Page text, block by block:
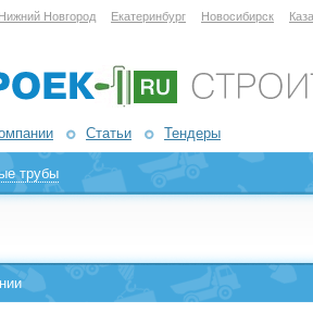
Нижний Новгород Екатеринбург Новосибирск
Статьи Тендеры
трубы